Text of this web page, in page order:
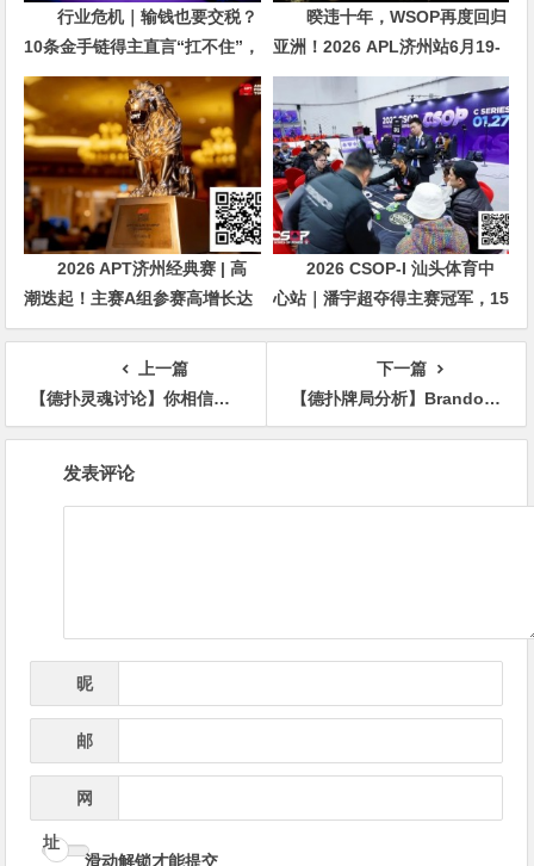
行业危机｜输钱也要交税？
10条金手链得主直言“扛不住”，
主动砍掉四分之三比赛
暌违十年，WSOP再度回归
亚洲！2026 APL济州站6月19-
28日盛大登场！
2026 APT济州经典赛 | 高
潮迭起！主赛A组参赛高增长达
676人次！中国选手 Tony Lin
逆袭夺超级豪客赛冠军！
2026 CSOP-I 汕头体育中
心站｜潘宇超夺得主赛冠军，15
年扑克路，圆梦CSOP！
上一篇
【德扑灵魂讨论】你相信德州扑克有天赋一说吗？
下一篇
【德扑牌局分析】Brandon Steven的诈唬牌在河牌完成了逆袭
发表评论
昵
邮
网
址
滑动解锁才能提交